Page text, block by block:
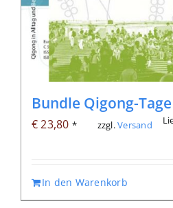
Bundle Qigong-Tage
€23,80 * zzgl.Versand
In den Warenkorb